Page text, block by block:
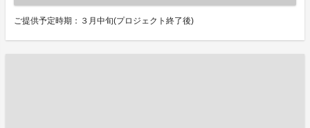
ご提供予定時期：３月中旬(プロジェクト終了後)